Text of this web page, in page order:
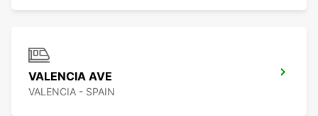
VALENCIA AVE
VALENCIA - SPAIN